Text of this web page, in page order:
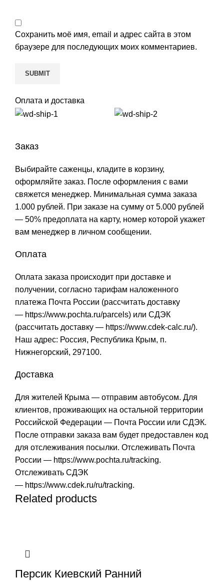
Сохранить моё имя, email и адрес сайта в этом
браузере для последующих моих комментариев.
Оплата и доставка
Заказ
Выбирайте саженцы, кладите в корзину,
оформляйте заказ. После оформления с вами
свяжется менеджер. Минимальная сумма заказа
1.000 рублей. При заказе на сумму от 5.000 рублей
— 50% предоплата на карту, номер которой укажет
вам менеджер в личном сообщении.
Оплата
Оплата заказа происходит при доставке и
получении, согласно тарифам наложенного
платежа Почта России (рассчитать доставку
— https://www.pochta.ru/parcels) или СДЭК
(рассчитать доставку — https://www.cdek-calc.ru/).
Наш адрес: Россия, Республика Крым, п.
Нижнегорский, 297100.
Доставка
Для жителей Крыма — отправим автобусом. Для
клиентов, проживающих на остальной территории
Российской Федерации — Почта России или СДЭК.
После отправки заказа вам будет предоставлен код
для отслеживания посылки. Отслеживать Почта
России — https://www.pochta.ru/tracking.
Отслеживать СДЭК
— https://www.cdek.ru/ru/tracking.
Related products
Персик Киевский Ранний